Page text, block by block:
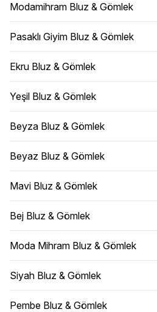
Modamihram Bluz & Gömlek
Pasaklı Giyim Bluz & Gömlek
Ekru Bluz & Gömlek
Yeşil Bluz & Gömlek
Beyza Bluz & Gömlek
Beyaz Bluz & Gömlek
Mavi Bluz & Gömlek
Bej Bluz & Gömlek
Moda Mihram Bluz & Gömlek
Siyah Bluz & Gömlek
Pembe Bluz & Gömlek